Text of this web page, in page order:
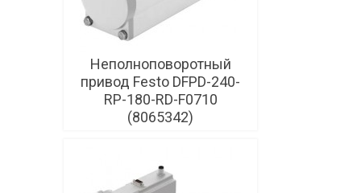
Неполноповоротный
привод Festo DFPD-240-
RP-180-RD-F0710
(8065342)